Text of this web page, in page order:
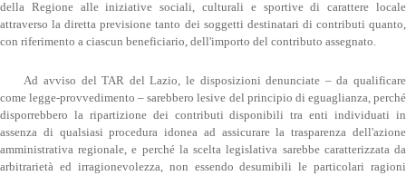
della Regione alle iniziative sociali, culturali e sportive di carattere locale
attraverso la diretta previsione tanto dei soggetti destinatari di contributi quanto,
con riferimento a ciascun beneficiario, dell'importo del contributo assegnato.
Ad avviso del TAR del Lazio, le disposizioni denunciate – da qualificare
come legge-provvedimento – sarebbero lesive del principio di eguaglianza, perché
disporrebbero la ripartizione dei contributi disponibili tra enti individuati in
assenza di qualsiasi procedura idonea ad assicurare la trasparenza dell'azione
amministrativa regionale, e perché la scelta legislativa sarebbe caratterizzata da
arbitrarietà ed irragionevolezza, non essendo desumibili le particolari ragioni